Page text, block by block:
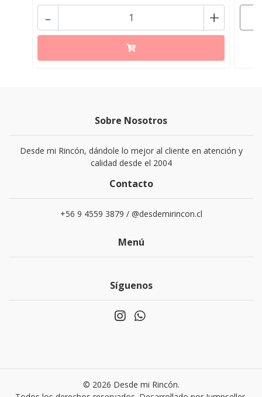
+
-
Sobre Nosotros
Desde mi Rincón, dándole lo mejor al cliente en atención y
calidad desde el 2004
Contacto
+56 9 4559 3879 / @desdemirincon.cl
Menú
Síguenos
© 2026 Desde mi Rincón.